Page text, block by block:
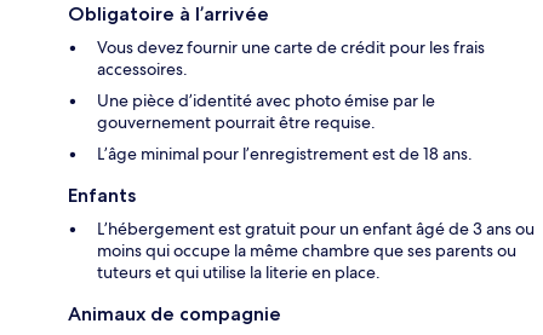
Obligatoire à l’arrivée
Vous devez fournir une carte de crédit pour les frais
accessoires.
Une pièce d’identité avec photo émise par le
gouvernement pourrait être requise.
L’âge minimal pour l’enregistrement est de 18 ans.
Enfants
L’hébergement est gratuit pour un enfant âgé de 3 ans ou
moins qui occupe la même chambre que ses parents ou
tuteurs et qui utilise la literie en place.
Animaux de compagnie